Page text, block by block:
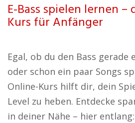
E-Bass spielen lernen –
Kurs für Anfänger
Egal, ob du den Bass
oder schon ein paar Songs
Online-Kurs hilft dir, dein
Level zu heben. Entdecke
in deiner Nähe – hier entlang: